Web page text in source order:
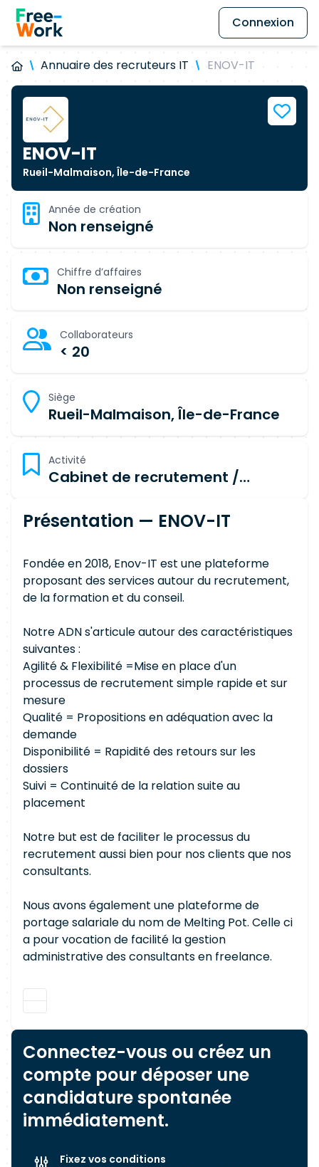
Connexion
Annuaire des recruteurs IT ENOV-IT
ENOV-IT
Rueil-Malmaison, Île-de-France
Année de création
Non renseigné
Chiffre d’affaires
Non renseigné
Collaborateurs
< 20
Siège
Rueil-Malmaison, Île-de-France
Activité
Cabinet de recrutement /
Présentation — ENOV-IT
Fondée en 2018, Enov-IT est une plateforme
proposant des services autour du recrutement,
de la formation et du conseil.
Notre ADN s'articule autour des caractéristiques
suivantes :
Agilité & Flexibilité =Mise en place d'un
processus de recrutement simple rapide et sur
mesure
Qualité = Propositions en adéquation avec la
demande
Disponibilité = Rapidité des retours sur les
dossiers
Suivi = Continuité de la relation suite au
placement
Notre but est de faciliter le processus du
recrutement aussi bien pour nos clients que nos
consultants.
Nous avons également une plateforme de
portage salariale du nom de Melting Pot. Celle ci
a pour vocation de facilité la gestion
administrative des consultants en freelance.
Connectez-vous ou créez un
compte pour déposer une
candidature spontanée
immédiatement.
Fixez vos conditions